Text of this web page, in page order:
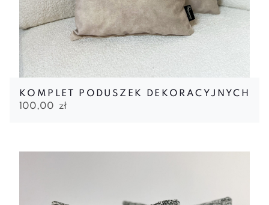
KOMPLET PODUSZEK DEKORACYJNYCH
100,00 zł